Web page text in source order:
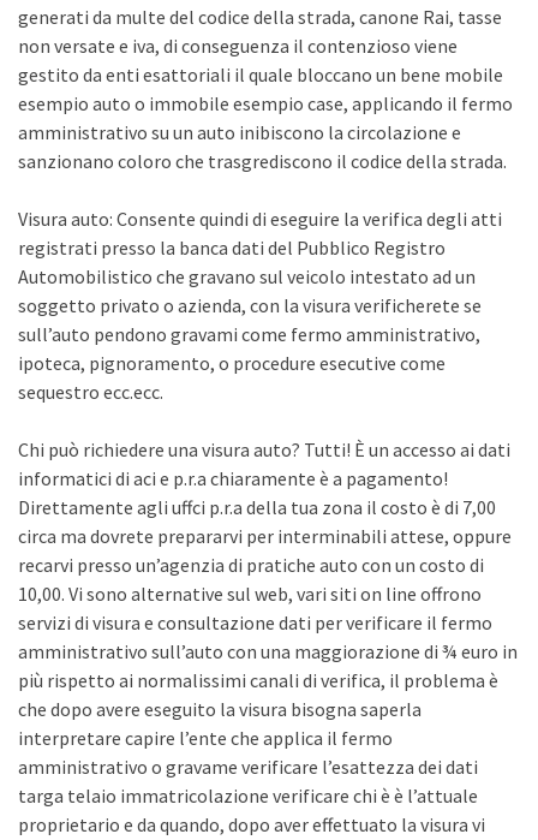
generati da multe del codice della strada, canone Rai, tasse
non versate e iva, di conseguenza il contenzioso viene
gestito da enti esattoriali il quale bloccano un bene mobile
esempio auto o immobile esempio case, applicando il fermo
amministrativo su un auto inibiscono la circolazione e
sanzionano coloro che trasgrediscono il codice della strada.
Visura auto: Consente quindi di eseguire la verifica degli atti
registrati presso la banca dati del Pubblico Registro
Automobilistico che gravano sul veicolo intestato ad un
soggetto privato o azienda, con la visura verificherete se
sull’auto pendono gravami come fermo amministrativo,
ipoteca, pignoramento, o procedure esecutive come
sequestro ecc.ecc.
Chi può richiedere una visura auto? Tutti! È un accesso ai dati
informatici di aci e p.r.a chiaramente è a pagamento!
Direttamente agli uffci p.r.a della tua zona il costo è di 7,00
circa ma dovrete prepararvi per interminabili attese, oppure
recarvi presso un’agenzia di pratiche auto con un costo di
10,00. Vi sono alternative sul web, vari siti on line offrono
servizi di visura e consultazione dati per verificare il fermo
amministrativo sull’auto con una maggiorazione di ¾ euro in
più rispetto ai normalissimi canali di verifica, il problema è
che dopo avere eseguito la visura bisogna saperla
interpretare capire l’ente che applica il fermo
amministrativo o gravame verificare l’esattezza dei dati
targa telaio immatricolazione verificare chi è è l’attuale
proprietario e da quando, dopo aver effettuato la visura vi